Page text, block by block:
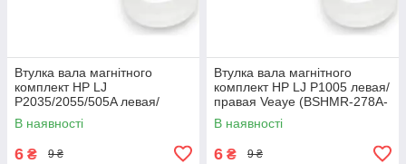
Втулка вала магнітного
комплект HP LJ
P2035/2055/505A левая/
правая Veaye (BSHMR-505A-
VE)
В наявності
6 ₴ 9 ₴
Втулка вала магнітного
комплект HP LJ P1005 левая/
правая Veaye (BSHMR-278A-
VE)
В наявності
6 ₴ 9 ₴